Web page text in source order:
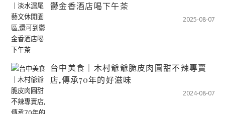
鬱金香酒店喝下午茶
2025-08-07
台中美食｜木村爺爺脆皮肉圓甜不辣專賣
店,傳承70年的好滋味
2024-08-07